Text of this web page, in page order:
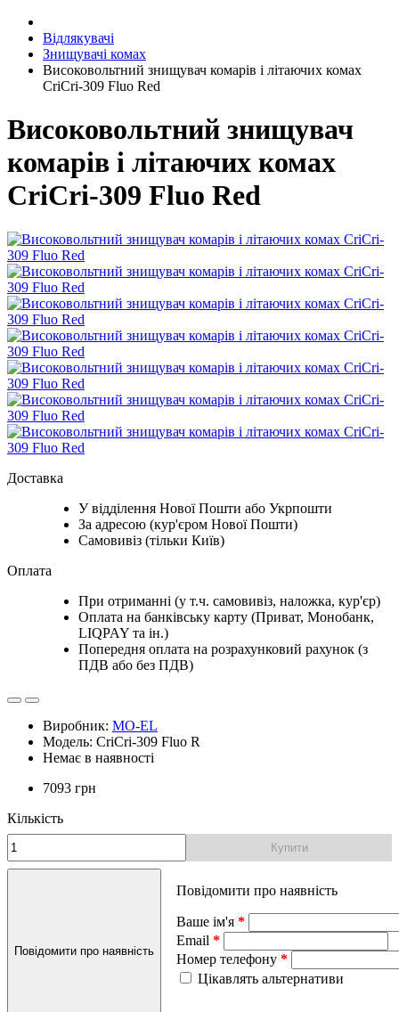
Відлякувачі
Знищувачі комах
Високовольтний знищувач комарів і літаючих комах
CriCri-309 Fluo Red
Високовольтний знищувач
комарів і літаючих комах
CriCri-309 Fluo Red
Доставка
У відділення Нової Пошти або Укрпошти
За адресою (кур'єром Нової Пошти)
Самовивіз (тільки Київ)
Оплата
При отриманні (у т.ч. самовивіз, наложка, кур'єр)
Оплата на банківську карту (Приват, Монобанк,
LIQPAY та ін.)
Попередня оплата на розрахунковий рахунок (з
ПДВ або без ПДВ)
Виробник: MO-EL
Модель: CriCri-309 Fluo R
Немає в наявності
7093 грн
Кількість
Купити
Повідомити про наявність
Повідомити про наявність
Ваше ім'я
Email
Номер телефону
Цікавлять альтернативи